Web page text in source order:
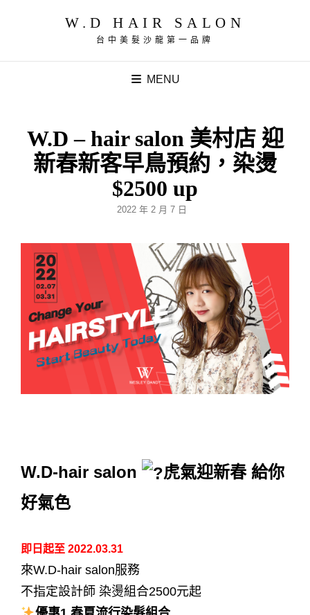
W.D HAIR SALON
台中美髮沙龍第一品牌
MENU
W.D – hair salon 美村店 迎
新春新客早鳥預約，染燙
$2500 up
POSTED
2022 年 2 月 7 日
W.D-hair salon
虎氣迎新春 給你
好氣色
即日起至 2022.03.31
來W.D-hair salon服務
不指定設計師 染燙組合2500元起